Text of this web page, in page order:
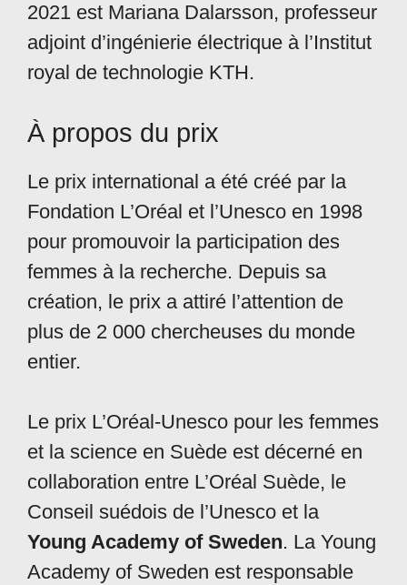
2021 est Mariana Dalarsson, professeur
adjoint d’ingénierie électrique à l’Institut
royal de technologie KTH.
À propos du prix
Le prix international a été créé par la
Fondation L’Oréal et l’Unesco en 1998
pour promouvoir la participation des
femmes à la recherche. Depuis sa
création, le prix a attiré l’attention de
plus de 2 000 chercheuses du monde
entier.
Le prix L’Oréal-Unesco pour les femmes
et la science en Suède est décerné en
collaboration entre L’Oréal Suède, le
Conseil suédois de l’Unesco et la
Young Academy of Sweden. La Young
Academy of Sweden est responsable